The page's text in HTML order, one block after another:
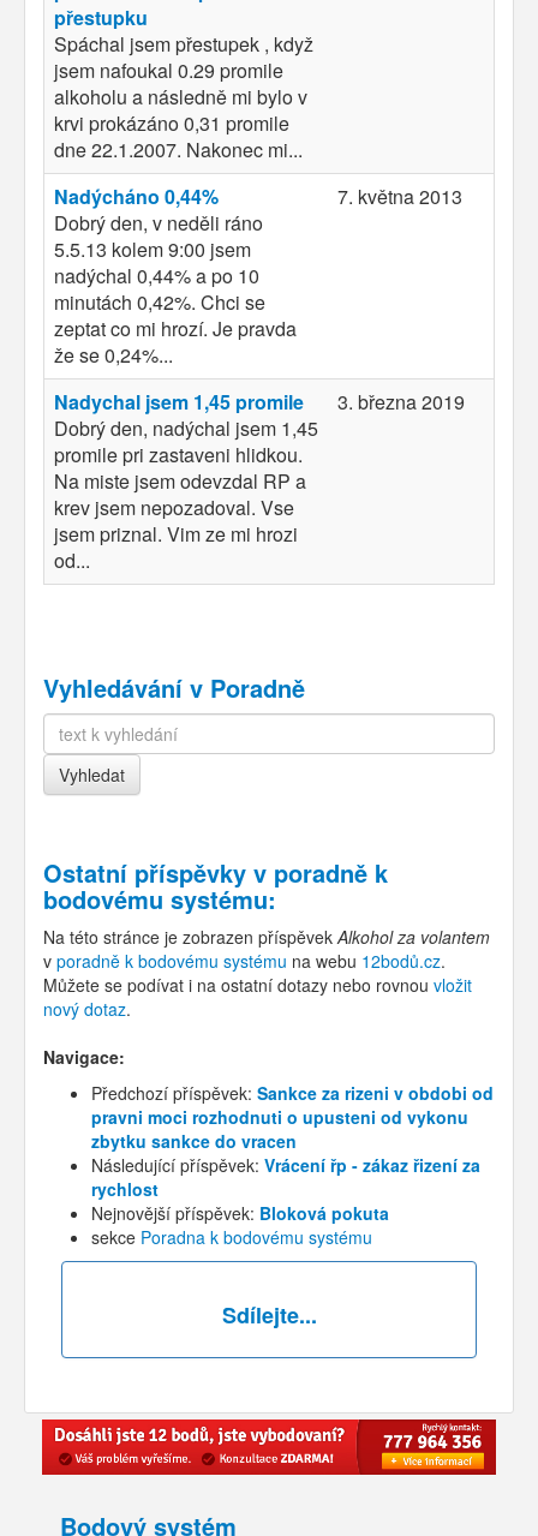
přestupku
Spáchal jsem přestupek , když
jsem nafoukal 0.29 promile
alkoholu a následně mi bylo v
krvi prokázáno 0,31 promile
dne 22.1.2007. Nakonec mi...
Nadýcháno 0,44%
Dobrý den, v neděli ráno
5.5.13 kolem 9:00 jsem
nadýchal 0,44% a po 10
minutách 0,42%. Chci se
zeptat co mi hrozí. Je pravda
že se 0,24%...
7. května 2013
Nadychal jsem 1,45 promile
Dobrý den, nadýchal jsem 1,45
promile pri zastaveni hlidkou.
Na miste jsem odevzdal RP a
krev jsem nepozadoval. Vse
jsem priznal. Vim ze mi hrozi
od...
3. března 2019
Vyhledávání v Poradně
Ostatní příspěvky v poradně k
bodovému systému:
Na této stránce je zobrazen příspěvek Alkohol za volantem
v poradně k bodovému systému na webu 12bodů.cz.
Můžete se podívat i na ostatní dotazy nebo rovnou vložit
nový dotaz.
Navigace:
Předchozí příspěvek: Sankce za rizeni v obdobi od
pravni moci rozhodnuti o upusteni od vykonu
zbytku sankce do vracen
Následující příspěvek: Vrácení řp - zákaz řizení za
rychlost
Nejnovější příspěvek: Bloková pokuta
sekce Poradna k bodovému systému
Sdílejte...
Bodový systém